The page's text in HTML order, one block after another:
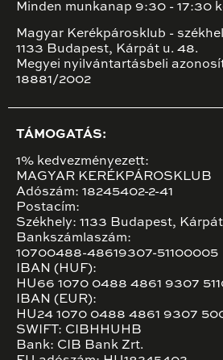
Minden munkanap 9:30 - 17:30
Magyar Kerékpárosklub -
1133 Budapest, Kárpát u. 48.
Megyei nyilvántartásbeli
18881/2002
TÁMOGATÁS:
1% kedvezményezett:
MAGYAR KERÉKPÁROSKLUB
Adószám: 18245402-2-41
Postacím:
Székhely: 1133 Budapest,
Bankszámlaszám:
10700488-48619307-51100005
IBAN (HUF):
HU66 1070 0488 4861 9307
IBAN (EUR):
HU24 1070 0488 4861 9307
SWIFT: CIBHHUHB
Bank: CIB Bank Zrt.